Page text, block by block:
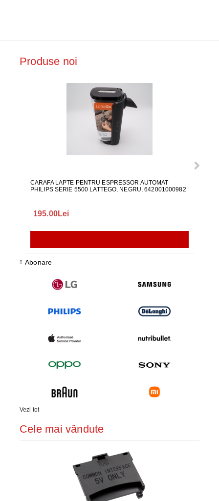
Produse noi
CARAFA LAPTE PENTRU ESPRESSOR AUTOMAT
PHILIPS SERIE 5500 LATTEGO, NEGRU, 642001000982
195.00Lei
Abonare
Vezi tot
Cele mai vândute